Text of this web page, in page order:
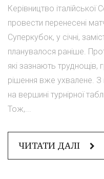
Керівництво італійської
провести перенесені
Суперкубок, у січні,
планувалося раніше.
які зазнають труднощів,
рішення вже ухвалене. З
на вершині турнірної
Тож,...
ЧИТАТИ ДАЛІ